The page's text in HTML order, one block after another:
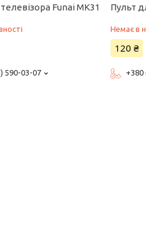
Funai MK31
590-03-07
Пульт
Немає в
120 ₴
+380